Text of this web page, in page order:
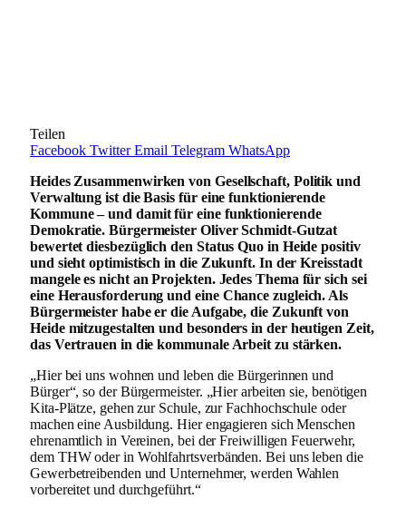
Teilen
Facebook Twitter Email Telegram WhatsApp
Heides Zusammenwirken von Gesellschaft, Politik und
Verwaltung ist die Basis für eine funktionierende
Kommune – und damit für eine funktionierende
Demokratie. Bürgermeister Oliver Schmidt-Gutzat
bewertet diesbezüglich den Status Quo in Heide positiv
und sieht optimistisch in die Zukunft. In der Kreisstadt
mangele es nicht an Projekten. Jedes Thema für sich sei
eine Herausforderung und eine Chance zugleich. Als
Bürgermeister habe er die Aufgabe, die Zukunft von
Heide mitzugestalten und besonders in der heutigen Zeit,
das Vertrauen in die kommunale Arbeit zu stärken.
„Hier bei uns wohnen und leben die Bürgerinnen und
Bürger“, so der Bürgermeister. „Hier arbeiten sie, benötigen
Kita-Plätze, gehen zur Schule, zur Fachhochschule oder
machen eine Ausbildung. Hier engagieren sich Menschen
ehrenamtlich in Vereinen, bei der Freiwilligen Feuerwehr,
dem THW oder in Wohlfahrtsverbänden. Bei uns leben die
Gewerbetreibenden und Unternehmer, werden Wahlen
vorbereitet und durchgeführt.“